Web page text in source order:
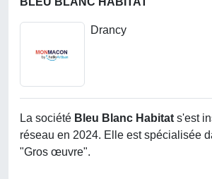
Drancy
La société Bleu Blanc Habitat s'est
réseau en 2024. Elle est spécialisée
"Gros œuvre".